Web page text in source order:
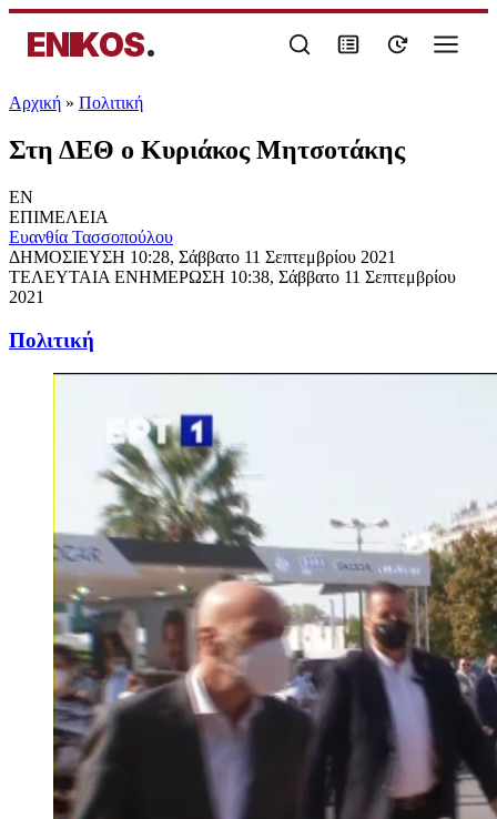
ENIKOS.
Αρχική » Πολιτική
Στη ΔΕΘ ο Κυριάκος Μητσοτάκης
EN
ΕΠΙΜΕΛΕΙΑ
Ευανθία Τασσοπούλου
ΔΗΜΟΣΙΕΥΣΗ 10:28, Σάββατο 11 Σεπτεμβρίου 2021
ΤΕΛΕΥΤΑΙΑ ΕΝΗΜΕΡΩΣΗ 10:38, Σάββατο 11 Σεπτεμβρίου
2021
Πολιτική